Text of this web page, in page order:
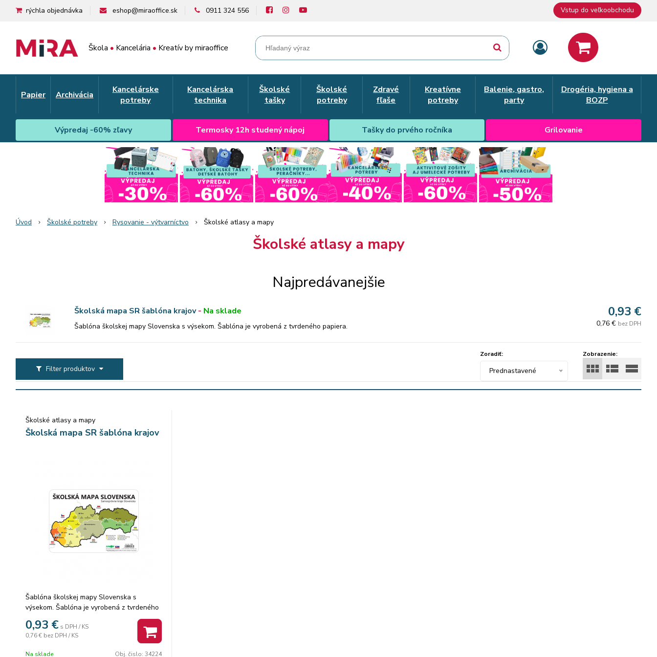
Škola • Kancelária • Kreatív by miraoffice
rýchla objednávka eshop@miraoffice.sk 0911 324 556 Vstup do veľkoobchodu
Papier Archivácia
Kancelárske
potreby
Kancelárska
technika
Školské
tašky
Školské
potreby
Zdravé
fľaše
Kreatívne
potreby
Balenie, gastro,
party
Drogéria, hygiena a
BOZP
Výpredaj -60% zľavy Termosky 12h studený nápoj Tašky do prvého ročníka Grilovanie
Úvod Školské potreby Rysovanie - výtvarníctvo Školské atlasy a mapy
Školské atlasy a mapy
Najpredávanejšie
Školská mapa SR šablóna krajov- Na sklade
Šablóna školskej mapy Slovenska s výsekom. Šablóna je vyrobená z tvrdeného papiera.
0,93 €
0,76 € bez DPH
Filter produktov
Zobrazenie:
Zoradiť:
Prednastavené
Školské atlasy a mapy
Školská mapa SR šablóna krajov
Šablóna školskej mapy Slovenska s
výsekom. Šablóna je vyrobená z tvrdeného
0,93 € s DPH / KS
0,76 € bez DPH / KS
Na sklade Obj. čislo: 34224